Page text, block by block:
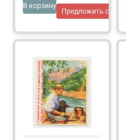
В корзину
Предложить свою